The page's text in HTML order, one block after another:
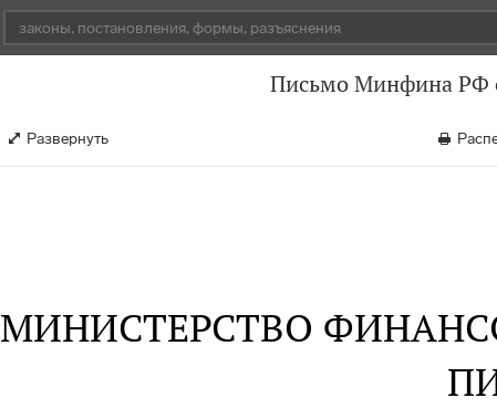
Письмо Минфина РФ
Развернуть
МИНИСТЕРСТВО